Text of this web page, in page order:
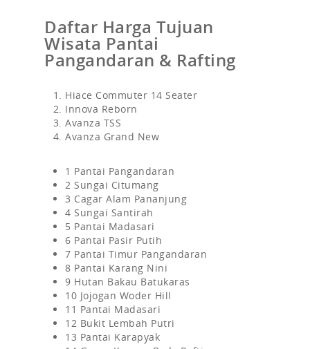
Daftar Harga Tujuan
Wisata Pantai
Pangandaran & Rafting
Hiace Commuter 14 Seater
Innova Reborn
Avanza TSS
Avanza Grand New
1 Pantai Pangandaran
2 Sungai Citumang
3 Cagar Alam Pananjung
4 Sungai Santirah
5 Pantai Madasari
6 Pantai Pasir Putih
7 Pantai Timur Pangandaran
8 Pantai Karang Nini
9 Hutan Bakau Batukaras
10 Jojogan Woder Hill
11 Pantai Madasari
12 Bukit Lembah Putri
13 Pantai Karapyak